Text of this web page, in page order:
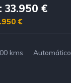
33.950 €
€
kms Automático